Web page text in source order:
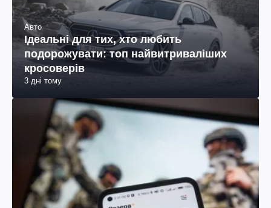
Авто
Ідеальні для тих, хто любить
подорожувати: топ найвитриваліших
кросоверів
3 дні тому